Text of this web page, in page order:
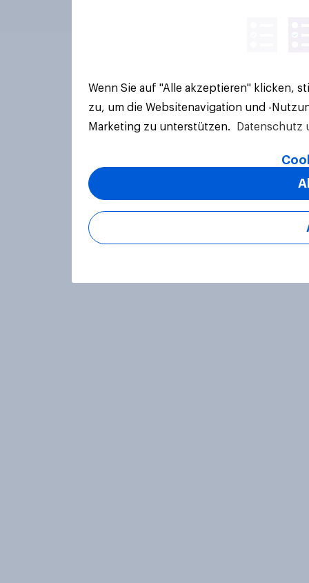
Wenn Sie auf "Alle akzeptieren" klicken,
zu, um die Websitenavigation und -
Marketing zu unterstützen.
Datenschutz